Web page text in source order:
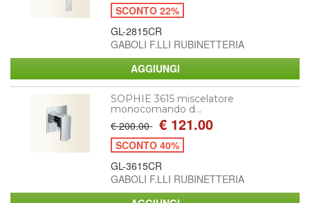
SCONTO 22%
GL-2815CR
GABOLI F.LLI RUBINETTERIA
SOPHIE 3615 miscelatore
monocomando d...
€ 200.00 € 121.00
SCONTO 40%
GL-3615CR
GABOLI F.LLI RUBINETTERIA